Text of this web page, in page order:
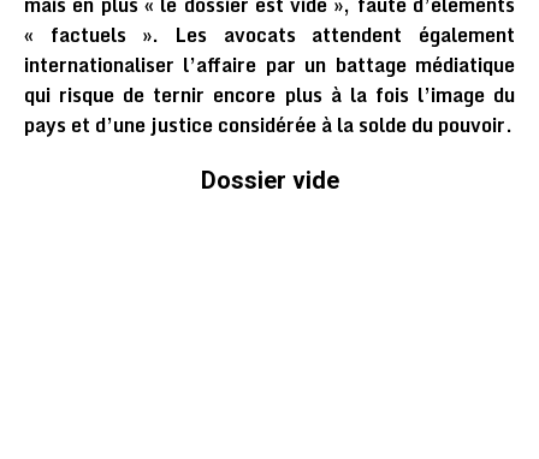
« factuels ». Les avocats attendent également
internationaliser l’affaire par un battage médiatique
qui risque de ternir encore plus à la fois l’image du
pays et d’une justice considérée à la solde du pouvoir.
Dossier vide